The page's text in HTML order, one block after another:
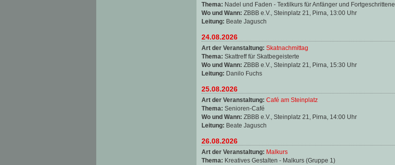
Thema: Nadel und Faden - Textilkurs für Anfänger und Fortgeschrittene
Wo und Wann: ZBBB e.V., Steinplatz 21, Pirna, 13:00 Uhr
Leitung: Beate Jagusch
24.08.2026
Art der Veranstaltung: Skatnachmittag
Thema: Skattreff für Skatbegeisterte
Wo und Wann: ZBBB e.V., Steinplatz 21, Pirna, 15:30 Uhr
Leitung: Danilo Fuchs
25.08.2026
Art der Veranstaltung: Café am Steinplatz
Thema: Senioren-Café
Wo und Wann: ZBBB e.V., Steinplatz 21, Pirna, 14:00 Uhr
Leitung: Beate Jagusch
26.08.2026
Art der Veranstaltung: Malkurs
Thema: Kreatives Gestalten - Malkurs (Gruppe 1)